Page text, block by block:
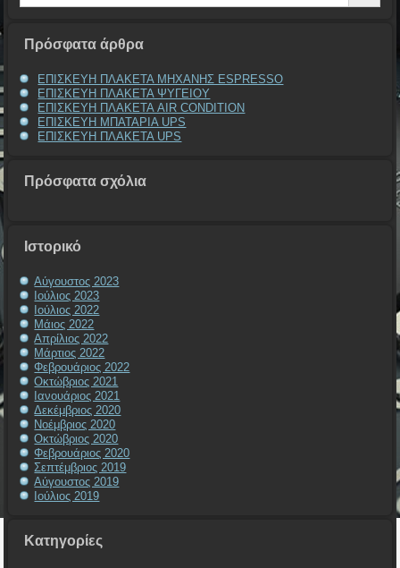
Πρόσφατα άρθρα
ΕΠΙΣΚΕΥΗ ΠΛΑΚΕΤΑ ΜΗΧΑΝΗΣ ESPRESSO
ΕΠΙΣΚΕΥΗ ΠΛΑΚΕΤΑ ΨΥΓΕΙΟΥ
ΕΠΙΣΚΕΥΗ ΠΛΑΚΕΤΑ AIR CONDITION
ΕΠΙΣΚΕΥΗ ΜΠΑΤΑΡΙΑ UPS
ΕΠΙΣΚΕΥΗ ΠΛΑΚΕΤΑ UPS
Πρόσφατα σχόλια
Ιστορικό
Αύγουστος 2023
Ιούλιος 2023
Ιούλιος 2022
Μάιος 2022
Απρίλιος 2022
Μάρτιος 2022
Φεβρουάριος 2022
Οκτώβριος 2021
Ιανουάριος 2021
Δεκέμβριος 2020
Νοέμβριος 2020
Οκτώβριος 2020
Φεβρουάριος 2020
Σεπτέμβριος 2019
Αύγουστος 2019
Ιούλιος 2019
Kατηγορίες